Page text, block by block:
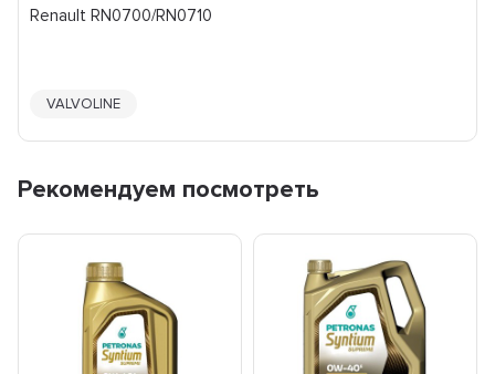
Renault RN0700/RN0710
VALVOLINE
Рекомендуем посмотреть